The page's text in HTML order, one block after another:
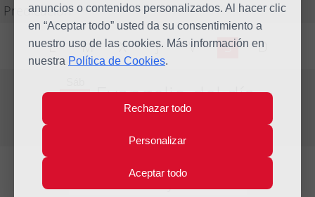
anuncios o contenidos personalizados. Al hacer clic
en “Aceptar todo” usted da su consentimiento a
nuestro uso de las cookies. Más información en
nuestra Política de Cookies.
Rechazar todo
Personalizar
Aceptar todo
Predicación
L M X J V S D
7 Evangelio del día
Lecturas del día y comentario